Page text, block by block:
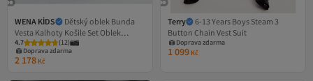
WENA KİDS
Dětský oblek Bunda
Vesta Kalhoty Košile Set Oblek
MODRÝ
4.7 (12)
Doprava zdarma
2 178 Kč
Terry
6-13 Years Boys Steam 3
Button Chain Vest Suit
Doprava zdarma
1 099 Kč